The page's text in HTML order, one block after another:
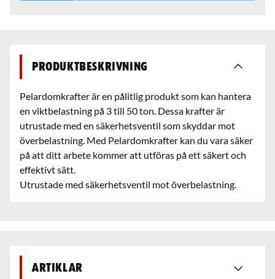
Produktbeskrivning
Pelardomkrafter är en pålitlig produkt som kan hantera
en viktbelastning på 3 till 50 ton. Dessa krafter är
utrustade med en säkerhetsventil som skyddar mot
överbelastning. Med Pelardomkrafter kan du vara säker
på att ditt arbete kommer att utföras på ett säkert och
effektivt sätt.
Utrustade med säkerhetsventil mot överbelastning.
Artiklar